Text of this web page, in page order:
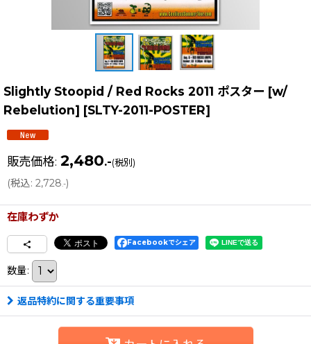
Slightly Stoopid / Red Rocks 2011 ポスター [w/
Rebelution] [SLTY-2011-POSTER]
販売価格: 2,480.-(税別)
(税込: 2,728.-)
在庫わずか
Facebookでシェア
数量:
返品特約に関する重要事項